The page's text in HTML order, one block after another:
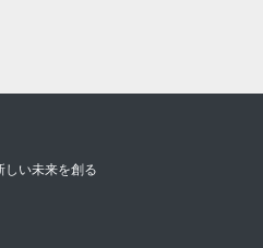
しい未来を創る